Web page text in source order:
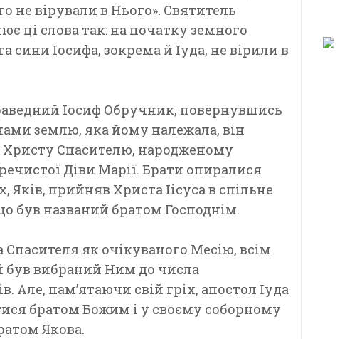
не вірували в Нього». Святитель
ці слова так: на початку земного
сини Іосифа, зокрема й Іуда, не вірили в
Іосиф Обручник, повернувшись
землю, яка йому належала, він
Спасителю, народженому
Діви Марії. Брати опиралися
Яків, прийняв Христа Іісуса в спільне
був названий братом Господнім.
Спасителя як очікуваного Месію, всім
був вибраний Ним до числа
пам’ятаючи свій гріх, апостол Іуда
братом Божим і у своєму соборному
Якова.